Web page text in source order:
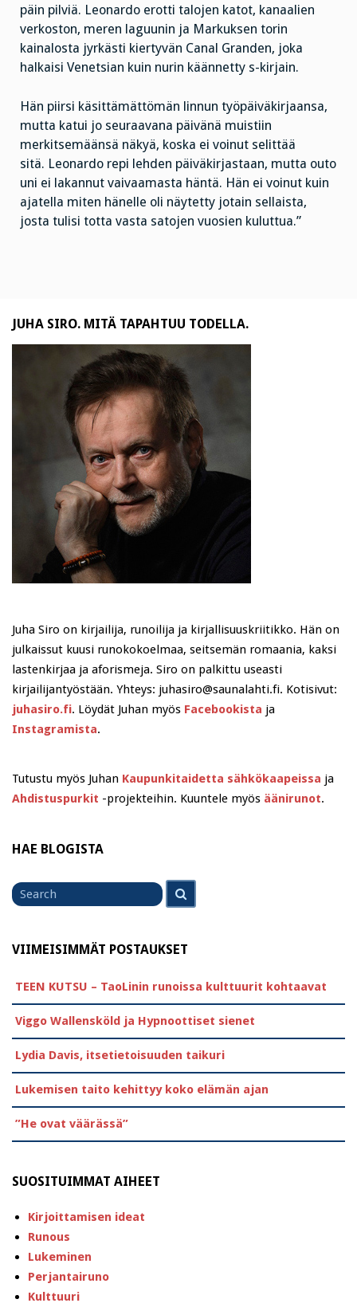
päin pilviä. Leonardo erotti talojen katot, kanaalien
verkoston, meren laguunin ja Markuksen torin
kainalosta jyrkästi kiertyvän Canal Granden, joka
halkaisi Venetsian kuin nurin käännetty s-kirjain.
Hän piirsi käsittämättömän linnun työpäiväkirjaansa,
mutta katui jo seuraavana päivänä muistiin
merkitsemäänsä näkyä, koska ei voinut selittää
sitä. Leonardo repi lehden päiväkirjastaan, mutta outo
uni ei lakannut vaivaamasta häntä. Hän ei voinut kuin
ajatella miten hänelle oli näytetty jotain sellaista,
josta tulisi totta vasta satojen vuosien kuluttua.”
JUHA SIRO. MITÄ TAPAHTUU TODELLA.
Juha Siro on kirjailija, runoilija ja kirjallisuuskriitikko. Hän on
julkaissut kuusi runokokoelmaa, seitsemän romaania, kaksi
lastenkirjaa ja aforismeja. Siro on palkittu useasti
kirjailijantyöstään. Yhteys: juhasiro@saunalahti.fi. Kotisivut:
juhasiro.fi. Löydät Juhan myös Facebookista ja
Instagramista.
Tutustu myös Juhan Kaupunkitaidetta sähkökaapeissa ja
Ahdistuspurkit -projekteihin. Kuuntele myös äänirunot.
HAE BLOGISTA
for
VIIMEISIMMÄT POSTAUKSET
TEEN KUTSU – TaoLinin runoissa kulttuurit kohtaavat
Viggo Wallensköld ja Hypnoottiset sienet
Lydia Davis, itsetietoisuuden taikuri
Lukemisen taito kehittyy koko elämän ajan
”He ovat väärässä”
SUOSITUIMMAT AIHEET
Kirjoittamisen ideat
Runous
Lukeminen
Perjantairuno
Kulttuuri